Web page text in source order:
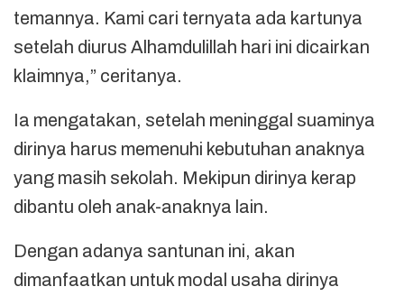
temannya. Kami cari ternyata ada kartunya
setelah diurus Alhamdulillah hari ini dicairkan
klaimnya,” ceritanya.
Ia mengatakan, setelah meninggal suaminya
dirinya harus memenuhi kebutuhan anaknya
yang masih sekolah. Mekipun dirinya kerap
dibantu oleh anak-anaknya lain.
Dengan adanya santunan ini, akan
dimanfaatkan untuk modal usaha dirinya